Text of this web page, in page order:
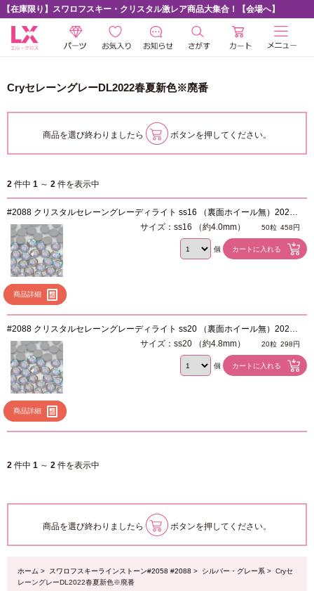
【在庫限り】スワロフスキー・クリスタル激レア商品大集合！【会場へ】
CryセレーングレーDL2022春夏新色※廃番
商品を選び終わりましたら ボタンを押してください。
2 件中 1 ～ 2 件を表示中
#2088 クリスタルセレーングレーディライト ss16 （裏面ホイール無）2022
春夏
商品詳細
サイズ：ss16 （約4.0mm） 50粒 458円
個
#2088 クリスタルセレーングレーディライト ss20 （裏面ホイール無）2022
春夏
商品詳細
サイズ：ss20 （約4.8mm） 20粒 298円
個
2 件中 1 ～ 2 件を表示中
商品を選び終わりましたら ボタンを押してください。
ホーム > スワロフスキーラインストーン#2058 #2088 > シルバー・グレー系 > Cryセ
レーングレーDL2022春夏新色※廃番